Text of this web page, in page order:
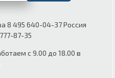
8 495 640-04-37 Россия
87-35
с 9.00 до 18.00 в